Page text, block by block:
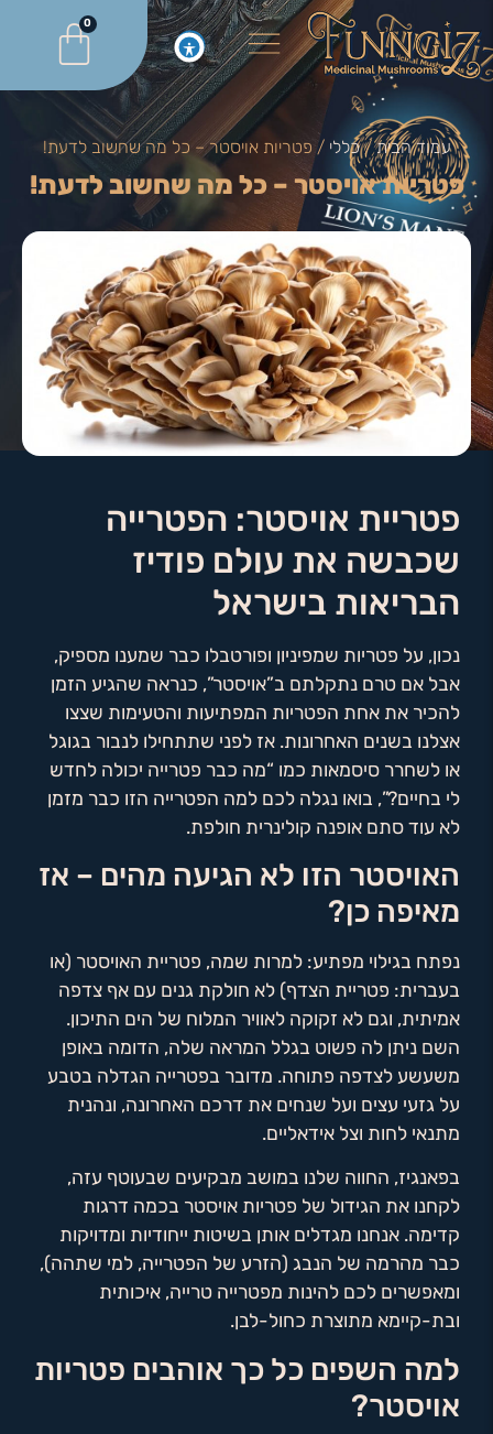
0
עמוד הבית/כללי / פטריות אויסטר – כל מה שחשוב לדעת!
פטריות אויסטר – כל מה שחשוב לדעת!
פטריית אויסטר: הפטרייה
שכבשה את עולם פודיז
הבריאות בישראל
נכון, על פטריות שמפיניון ופורטבלו כבר שמענו מספיק,
אבל אם טרם נתקלתם ב”אויסטר”, כנראה שהגיע הזמן
להכיר את אחת הפטריות המפתיעות והטעימות שצצו
אצלנו בשנים האחרונות. אז לפני שתתחילו לנבור בגוגל
או לשחרר סיסמאות כמו “מה כבר פטרייה יכולה לחדש
לי בחיים?”, בואו נגלה לכם למה הפטרייה הזו כבר מזמן
לא עוד סתם אופנה קולינרית חולפת.
האויסטר הזו לא הגיעה מהים – אז
מאיפה כן?
נפתח בגילוי מפתיע: למרות שמה, פטריית האויסטר (או
בעברית: פטריית הצדף) לא חולקת גנים עם אף צדפה
אמיתית, וגם לא זקוקה לאוויר המלוח של הים התיכון.
השם ניתן לה פשוט בגלל המראה שלה, הדומה באופן
משעשע לצדפה פתוחה. מדובר בפטרייה הגדלה בטבע
על גזעי עצים ועל שנחים את דרכם האחרונה, ונהנית
מתנאי לחות וצל אידאליים.
בפאנגיז, החווה שלנו במושב מבקיעים שבעוטף עזה,
לקחנו את הגידול של פטריות אויסטר בכמה דרגות
קדימה. אנחנו מגדלים אותן בשיטות ייחודיות ומדויקות
כבר מהרמה של הנבג (הזרע של הפטרייה, למי שתהה),
ומאפשרים לכם להינות מפטרייה טרייה, איכותית
ובת-קיימא מתוצרת כחול-לבן.
למה השפים כל כך אוהבים פטריות
אויסטר?